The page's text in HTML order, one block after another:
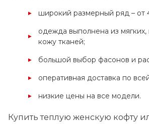
широкий размерный ряд – от
одежда выполнена из
кожу тканей;
большой выбор фасонов и
оперативная доставка по
низкие цены на все модели.
Купить теплую женскую кофту